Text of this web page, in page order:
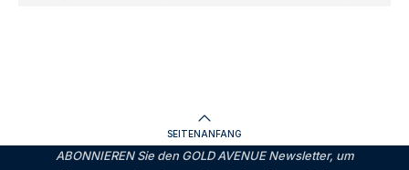
SEITENANFANG
ABONNIEREN Sie den GOLD AVENUE Newsletter, um